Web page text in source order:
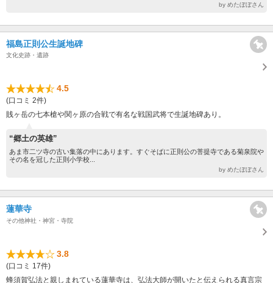
by めたぼぼさん
福島正則公生誕地碑
文化史跡・遺跡
4.5
(口コミ 2件)
賎ヶ岳の七本槍や関ヶ原の合戦で有名な戦国武将で生誕地碑あり。
“郷土の英雄”
あま市二ツ寺の古い集落の中にあります。すぐそばに正則公の菩提寺である菊泉院や
その名を冠した正則小学校...
by めたぼぼさん
蓮華寺
その他神社・神宮・寺院
3.8
(口コミ 17件)
蜂須賀弘法と親しまれている蓮華寺は、弘法大師が開いたと伝えられる真言宗